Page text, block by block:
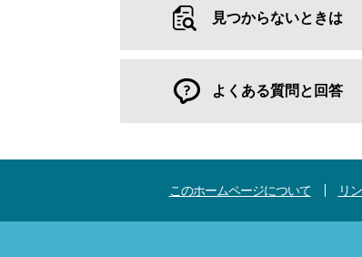
見つからないときは
よくある質問と回答
このホームページについて リ